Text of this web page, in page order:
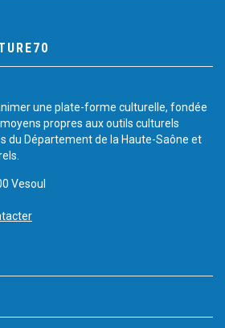
une plate-forme culturelle, fondée
propres aux outils culturels
du Département de la Haute-Saône et
Vesoul